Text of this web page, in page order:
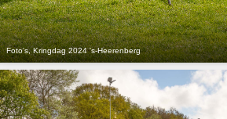
Foto's,Kringdag 2024 's-Heerenberg